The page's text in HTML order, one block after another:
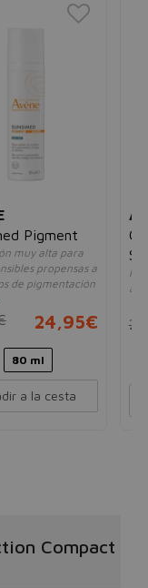
Pigment
muy alta para
propensas a
de pigmentación
24,95€
80 ml
a la cesta
Compact